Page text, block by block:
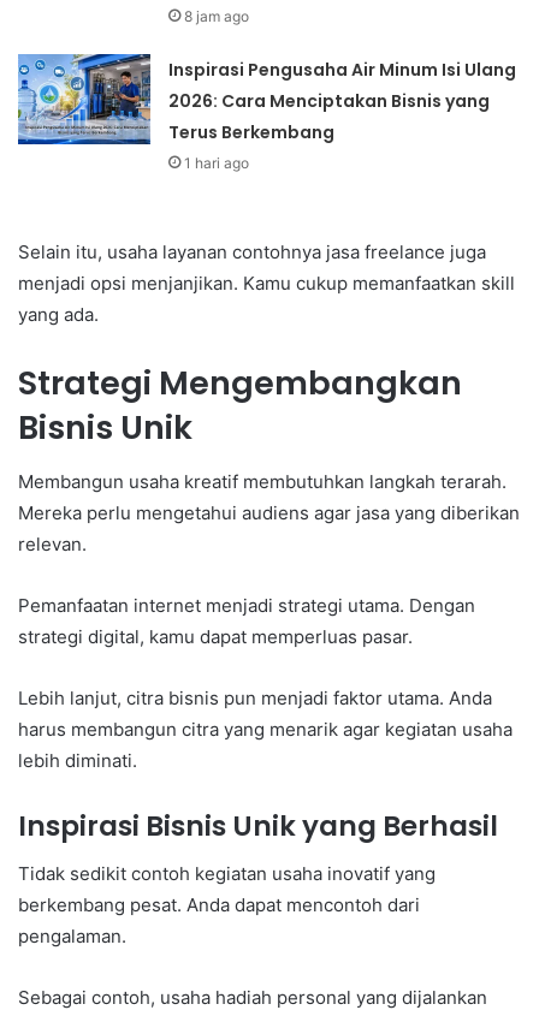
8 jam ago
Inspirasi Pengusaha Air Minum Isi Ulang
2026: Cara Menciptakan Bisnis yang
Terus Berkembang
1 hari ago
Selain itu, usaha layanan contohnya jasa freelance juga
menjadi opsi menjanjikan. Kamu cukup memanfaatkan skill
yang ada.
Strategi Mengembangkan
Bisnis Unik
Membangun usaha kreatif membutuhkan langkah terarah.
Mereka perlu mengetahui audiens agar jasa yang diberikan
relevan.
Pemanfaatan internet menjadi strategi utama. Dengan
strategi digital, kamu dapat memperluas pasar.
Lebih lanjut, citra bisnis pun menjadi faktor utama. Anda
harus membangun citra yang menarik agar kegiatan usaha
lebih diminati.
Inspirasi Bisnis Unik yang Berhasil
Tidak sedikit contoh kegiatan usaha inovatif yang
berkembang pesat. Anda dapat mencontoh dari
pengalaman.
Sebagai contoh, usaha hadiah personal yang dijalankan